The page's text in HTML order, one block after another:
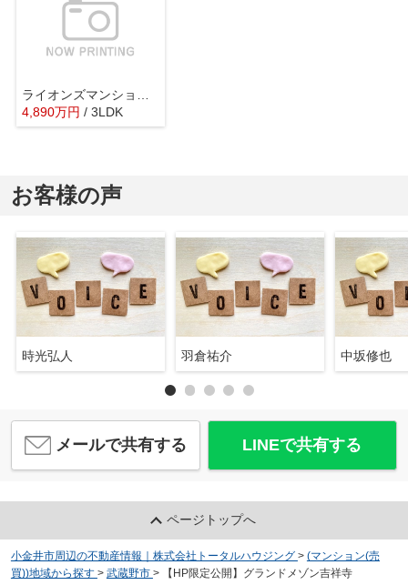
4,890万円 / 3LDK
お客様の声
時光弘人 羽倉祐介 中坂修也
メールで共有する LINEで共有する
ページトップへ
小金井市周辺の不動産情報｜株式会社トータルハウジング > (マンション(売
買))地域から探す > 武蔵野市 > 【HP限定公開】グランドメゾン吉祥寺